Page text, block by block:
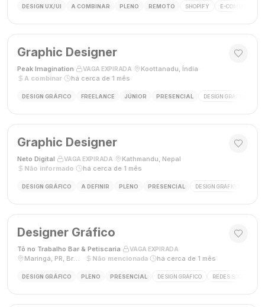
DESIGN UX/UI A COMBINAR PLENO REMOTO SHOPIFY E-COMMERCE
Graphic Designer
Peak Imagination VAGA EXPIRADA Koottanadu, Índia
A combinar
há cerca de 1 mês
DESIGN GRÁFICO FREELANCE JÚNIOR PRESENCIAL DESIGN GRÁFICO
Graphic Designer
Neto Digital VAGA EXPIRADA Kathmandu, Nepal
Não informado
há cerca de 1 mês
DESIGN GRÁFICO A DEFINIR PLENO PRESENCIAL DESIGN GRÁFICO
Designer Gráfico
Tô no Trabalho Bar & Petiscaria VAGA EXPIRADA
Maringá, PR, Brasil
Não mencionada há cerca de 1 mês
DESIGN GRÁFICO PLENO PRESENCIAL DESIGN GRÁFICO REDES SOCIAIS